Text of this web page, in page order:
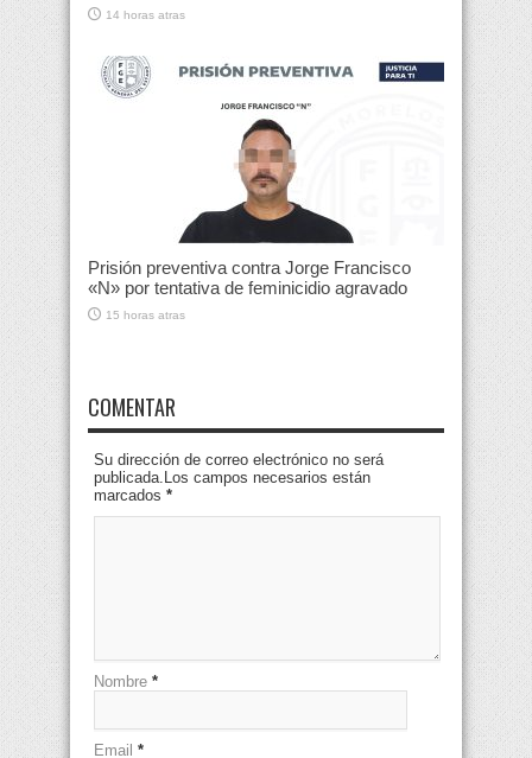
14 horas atras
Prisión preventiva contra Jorge Francisco
«N» por tentativa de feminicidio agravado
15 horas atras
COMENTAR
Su dirección de correo electrónico no será
publicada.Los campos necesarios están
marcados *
Nombre *
Email *